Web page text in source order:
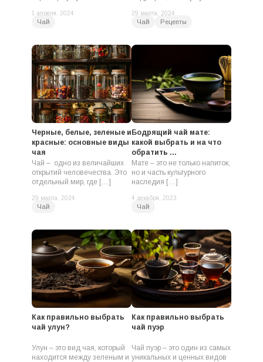
1 апреля, 2024
Чай
29 марта, 2024
Чай Рецепты
Черные, белые, зеленые и
красные: основные виды
чая
Чай – одно из величайших
открытий человечества. Это
отдельный мир, где […]
29 марта, 2024
Чай
Бодрящий чай мате:
какой выбрать и на что
обратить ...
Мате – это не только напиток,
но и часть культурного
наследия […]
4 декабря, 2023
Чай
Как правильно выбрать
чай улун?
Улун – это вид чая, который
находится между зеленым и
Как правильно выбрать
чай пуэр
Чай пуэр – это один из самых
уникальных и ценных видов